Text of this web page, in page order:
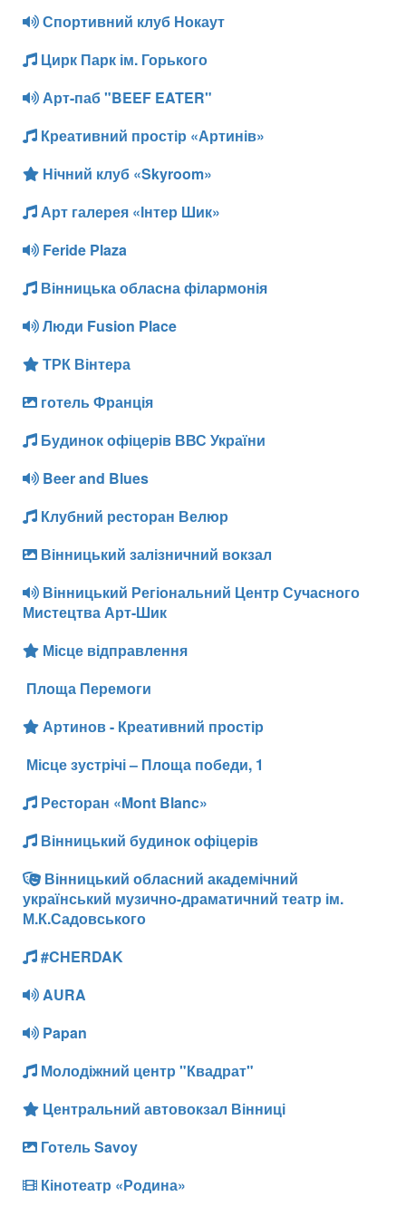
Спортивний клуб Нокаут
Цирк Парк ім. Горького
Арт-паб "BEEF EATER"
Креативний простір «Артинів»
Нічний клуб «Skyroom»
Арт галерея «Інтер Шик»
Feride Plaza
Вінницька обласна філармонія
Люди Fusion Place
ТРК Вінтера
готель Франція
Будинок офіцерів ВВС України
Beer and Blues
Клубний ресторан Велюр
Вінницький залізничний вокзал
Вінницький Регіональний Центр Сучасного
Мистецтва Арт-Шик
Місце відправлення
Площа Перемоги
Артинов - Креативний простір
Місце зустрічі – Площа победи, 1
Ресторан «Mont Blanc»
Вінницький будинок офіцерів
Вінницький обласний академічний
український музично-драматичний театр ім.
М.К.Садовського
#CHERDAK
AURA
Papan
Молодіжний центр "Квадрат"
Центральний автовокзал Вінниці
Готель Savoy
Кінотеатр «Родина»